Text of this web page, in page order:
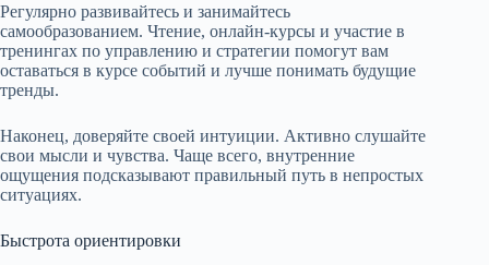
Регулярно развивайтесь и занимайтесь
самообразованием. Чтение, онлайн-курсы и участие в
тренингах по управлению и стратегии помогут вам
оставаться в курсе событий и лучше понимать будущие
тренды.
Наконец, доверяйте своей интуиции. Активно слушайте
свои мысли и чувства. Чаще всего, внутренние
ощущения подсказывают правильный путь в непростых
ситуациях.
Быстрота ориентировки